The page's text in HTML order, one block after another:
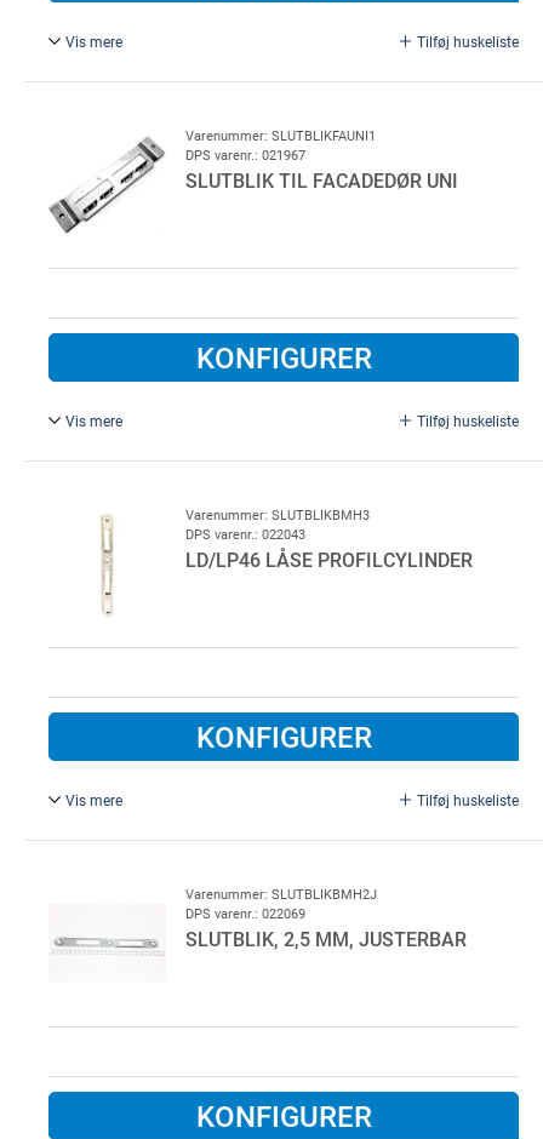
Vis mere Tilføj huskeliste
Varenummer: SLUTBLIKFAUNI1
DPS varenr.: 021967
SLUTBLIK TIL FACADEDØR UNI
KONFIGURER
Vis mere Tilføj huskeliste
Varenummer: SLUTBLIKBMH3
DPS varenr.: 022043
LD/LP46 LÅSE PROFILCYLINDER
KONFIGURER
Vis mere Tilføj huskeliste
Varenummer: SLUTBLIKBMH2J
DPS varenr.: 022069
SLUTBLIK, 2,5 MM, JUSTERBAR
KONFIGURER